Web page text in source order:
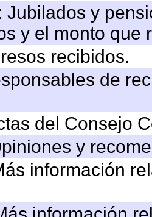
Jubilados y
y el monto que
recibidos.
de
del Consejo
y
información